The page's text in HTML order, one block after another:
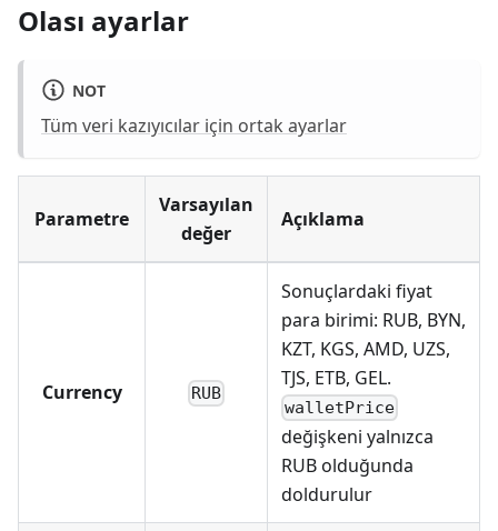
Olası ayarlar
NOT
Tüm veri kazıyıcılar için ortak ayarlar
Parametre
Varsayılan
değer
Açıklama
Currency RUB
Sonuçlardaki fiyat
para birimi: RUB, BYN,
KZT, KGS, AMD, UZS,
TJS, ETB, GEL.
walletPrice
değişkeni yalnızca
RUB olduğunda
doldurulur